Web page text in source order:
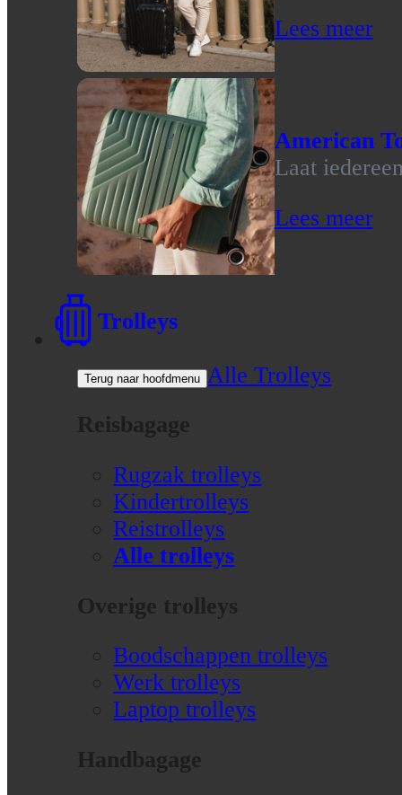
Lees meer
American
Laat
Lees meer
Trolleys
Terug naar hoofdmenu Alle Trolleys
Reisbagage
Rugzak trolleys
Kindertrolleys
Reistrolleys
Alle trolleys
Overige trolleys
Boodschappen trolleys
Werk trolleys
Laptop trolleys
Handbagage